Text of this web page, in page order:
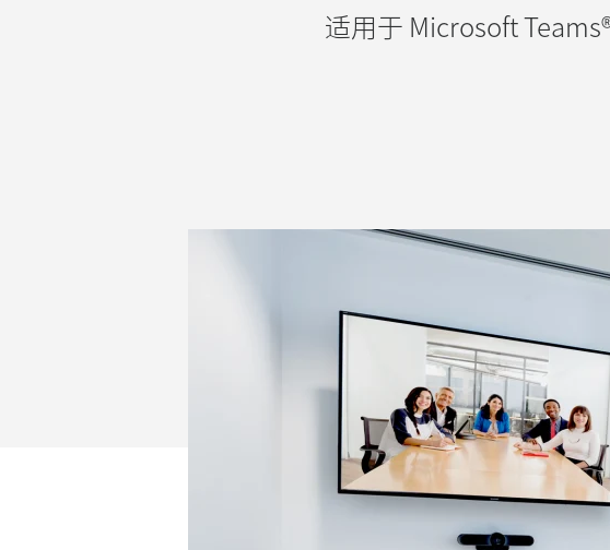
适用于 Microsoft